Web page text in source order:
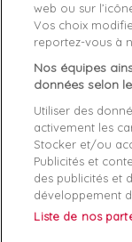
Description
Article: Basket
Reference:
Product category:
web ou sur
Vos choix
reportez-vous à
Nos équipes
données selon
Utiliser des
activement les
Stocker et/ou
Publicités et
des publicités et
développement
Liste de nos